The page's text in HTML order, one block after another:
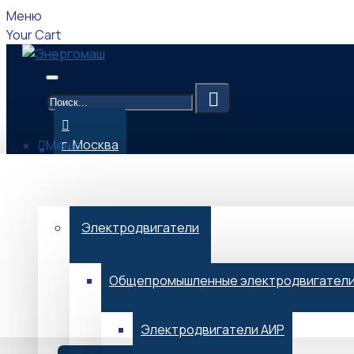
Меню
Your Cart
г. Москва
Меню
Электродвигатели
Общепромышленные
Электродвигатели АИР
09:00-17:00 (Мск)